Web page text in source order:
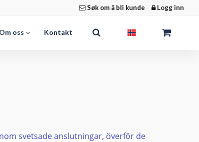
Søk om å bli kunde Logg inn
Om oss Kontakt
svetsade anslutningar, överför de